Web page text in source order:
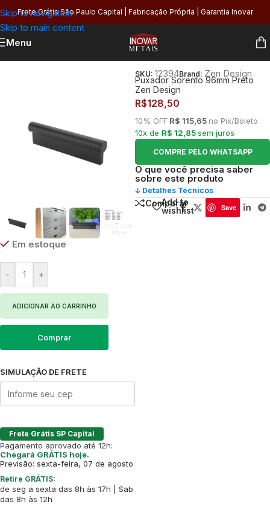
Skip to navigation
Skip to main content
Frete Grátis São Paulo Capital | Fabricação Própria | Garantia Inovar
Menu
Em estoque
- +
ADICIONAR AO CARRINHO
Comprar
SIMULAÇÃO DE FRETE
Frete Grátis SP Capital
Pagamento aprovado até 12h:
Chegará GRÁTIS hoje.
Previsão: sexta-feira, 07 de agosto
Retire GRÁTIS:
de seg a sexta das 8h às 17h | Sab
das 8h às 12h
SKU: 12394Brand: Zen Design
Puxador Sorento 96mm Preto
Zen Design
R$128,50
10% OFF R$ 115,65 no Pix/Boleto
10x de R$ 12,85sem juros
COMPRE PELO WHATSAPP
O que você precisa saber
sobre este produto
🡣 Detalhes Técnicos
Comparar
Add to
wishlist
Save